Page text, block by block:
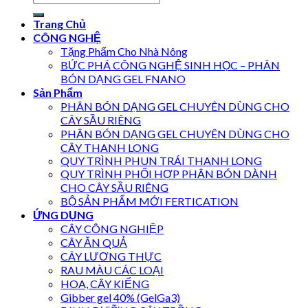
Trang Chủ
CÔNG NGHỆ
Tặng Phẩm Cho Nhà Nông
BỨC PHÁ CÔNG NGHỆ SINH HỌC – PHÂN
BÓN DẠNG GEL FNANO
Sản Phẩm
PHÂN BÓN DẠNG GEL CHUYÊN DÙNG CHO
CÂY SẦU RIÊNG
PHÂN BÓN DẠNG GEL CHUYÊN DÙNG CHO
CÂY THANH LONG
QUY TRÌNH PHUN TRÁI THANH LONG
QUY TRÌNH PHỐI HỢP PHÂN BÓN DÀNH
CHO CÂY SẦU RIÊNG
BỘ SẢN PHẨM MỚI FERTICATION
ỨNG DỤNG
CÂY CÔNG NGHIỆP
CÂY ĂN QUẢ
CÂY LƯƠNG THỰC
RAU MÀU CÁC LOẠI
HOA, CÂY KIỂNG
Gibber gel 40% (GelGa3)